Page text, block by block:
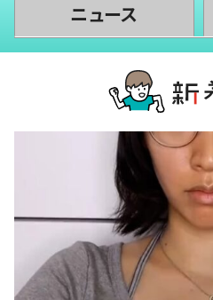
ニュース